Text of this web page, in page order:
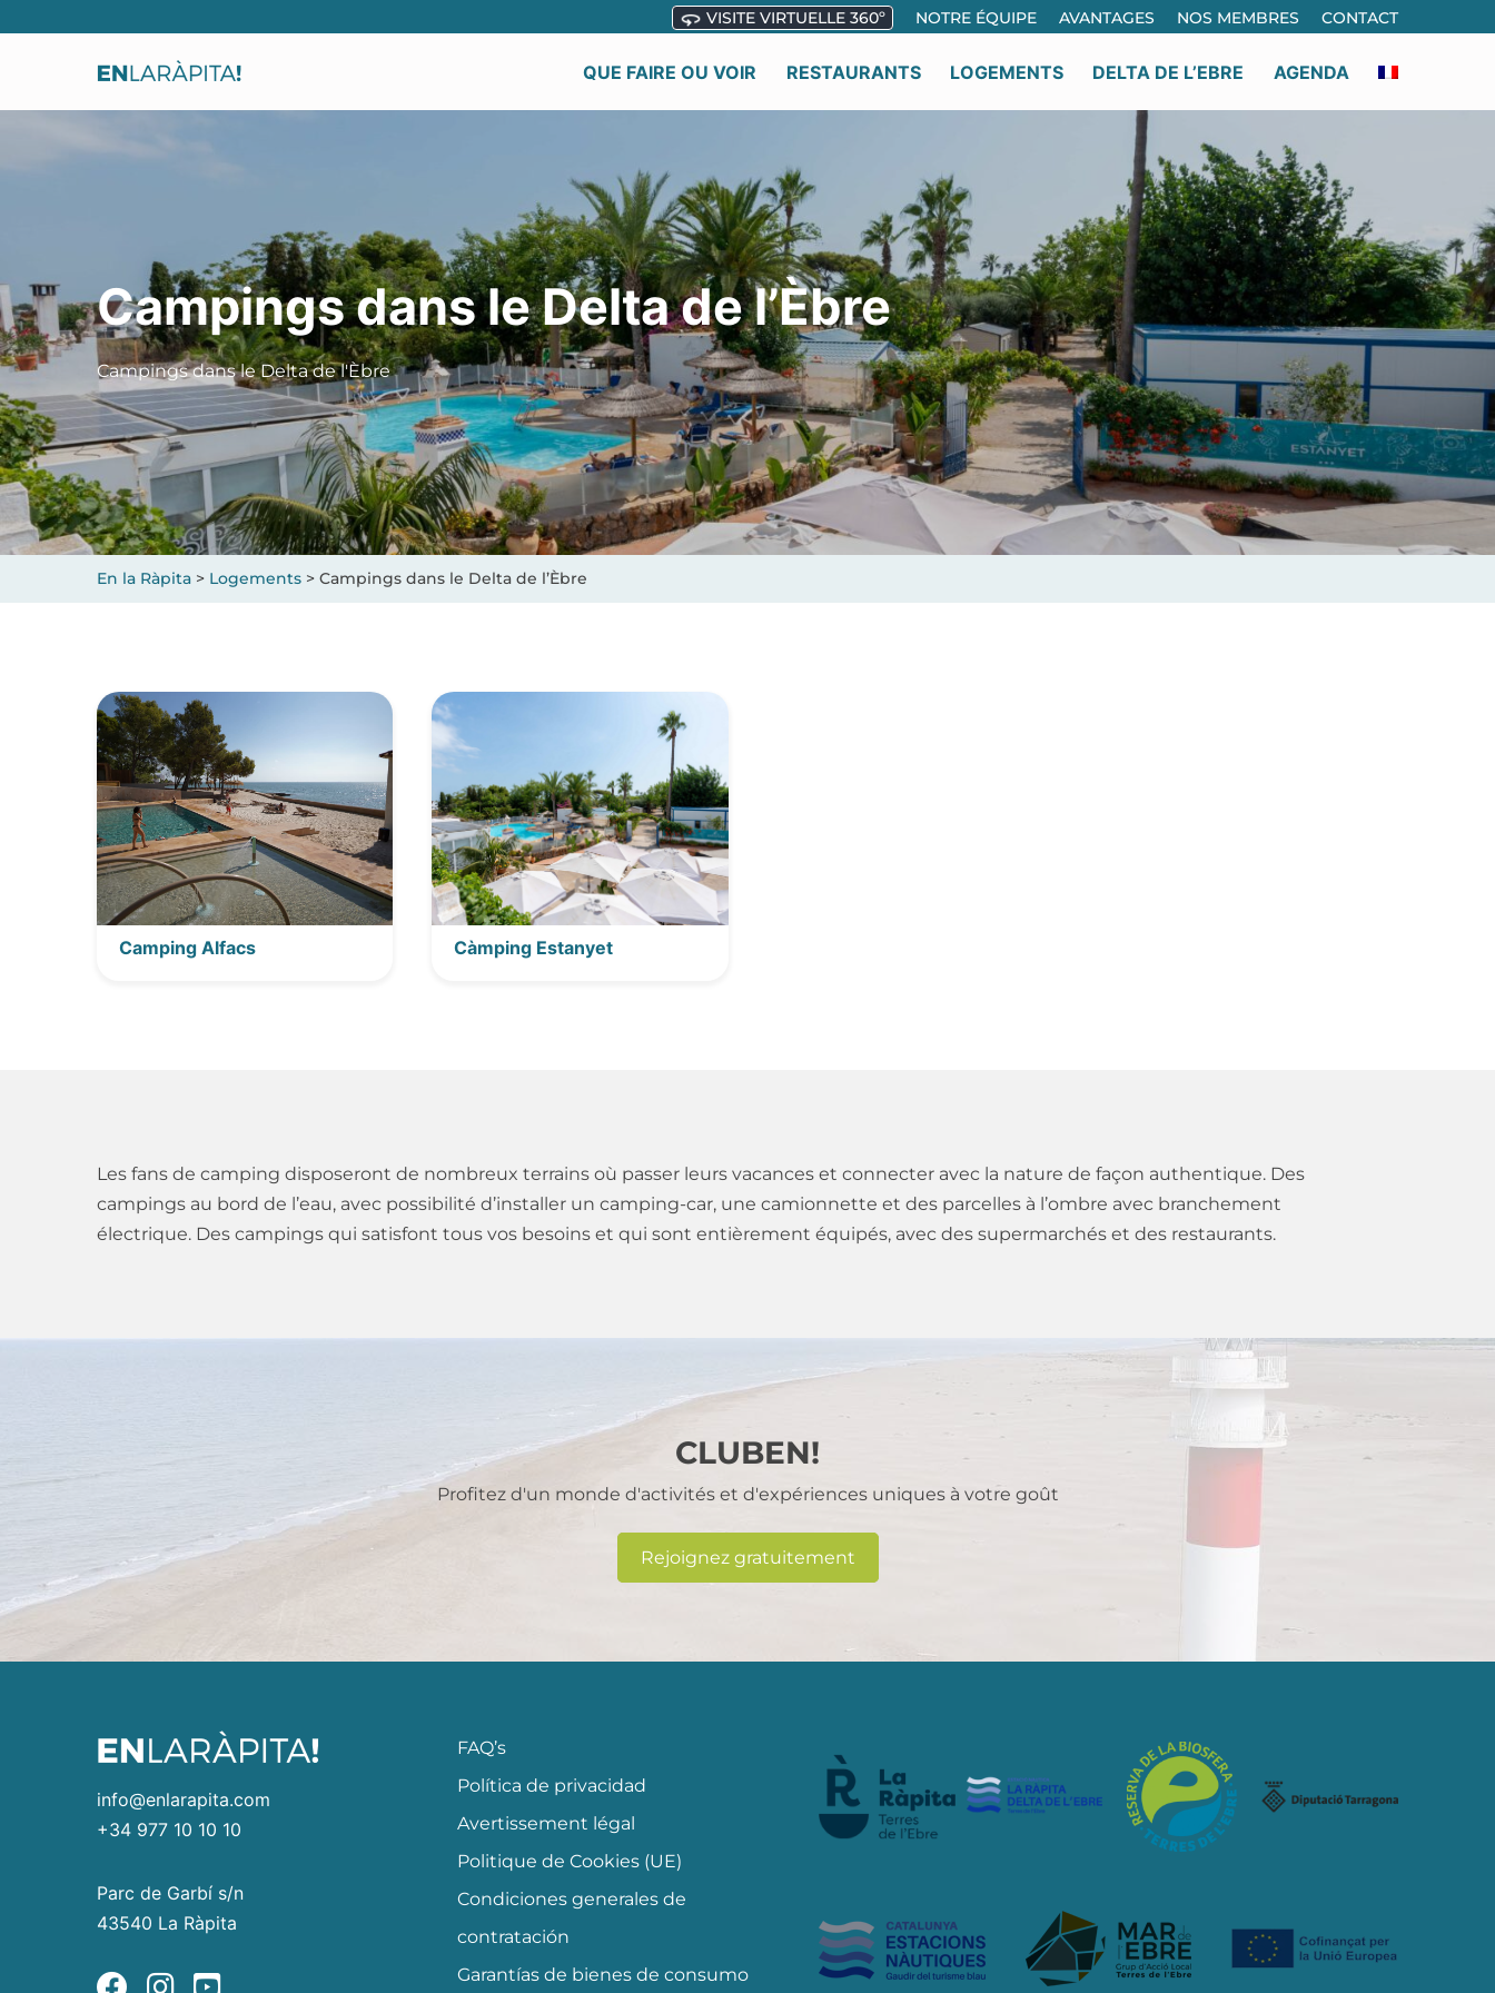
VISITE VIRTUELLE 360º NOTRE ÉQUIPE AVANTAGES NOS MEMBRES CONTACT
QUE FAIRE OU VOIR RESTAURANTS LOGEMENTS DELTA DE L’EBRE AGENDA
Campings dans le Delta de l’Èbre
Campings dans le Delta de l'Èbre
En la Ràpita > Logements > Campings dans le Delta de l’Èbre
Camping Alfacs Càmping Estanyet
Les fans de camping disposeront de nombreux terrains où passer leurs vacances et connecter avec la nature de façon authentique. Des
campings au bord de l’eau, avec possibilité d’installer un camping-car, une camionnette et des parcelles à l’ombre avec branchement
électrique. Des campings qui satisfont tous vos besoins et qui sont entièrement équipés, avec des supermarchés et des restaurants.
CLUBEN!
Profitez d'un monde d'activités et d'expériences uniques à votre goût
Rejoignez gratuitement
info@enlarapita.com
+34 977 10 10 10
Parc de Garbí s/n
43540 La Ràpita
FAQ’s
Política de privacidad
Avertissement légal
Politique de Cookies (UE)
Condiciones generales de
contratación
Garantías de bienes de consumo